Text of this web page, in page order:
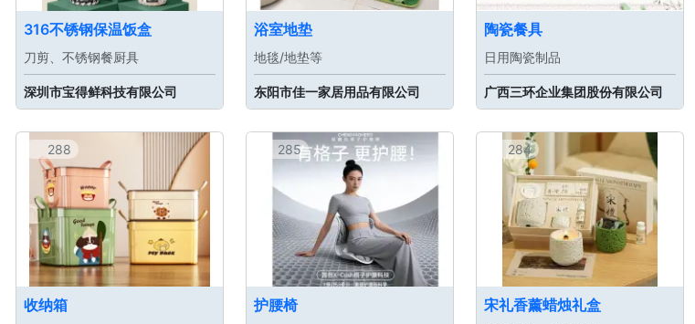
316不锈钢保温饭盒
刀剪、不锈钢餐厨具
深圳市宝得鲜科技有限公司
浴室地垫
地毯/地垫等
东阳市佳一家居用品有限公司
陶瓷餐具
日用陶瓷制品
广西三环企业集团股份有限公司
288
收纳箱
285
护腰椅
284
宋礼香薰蜡烛礼盒